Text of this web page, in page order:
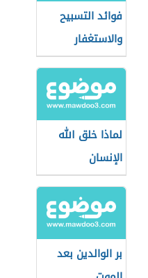
فوائد التسبيح
والاستغفار
لماذا خلق الله
الإنسان
بر الوالدين بعد